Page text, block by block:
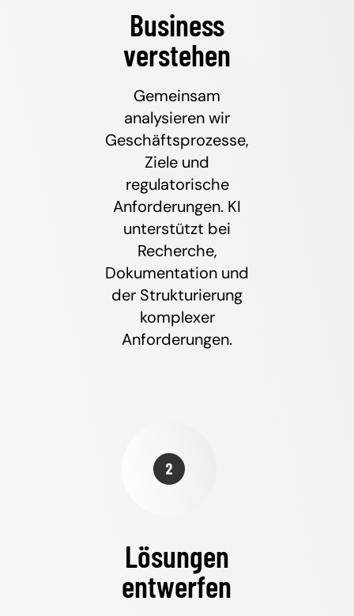
Business
verstehen
Gemeinsam
analysieren wir
Geschäftsprozesse,
Ziele und
regulatorische
Anforderungen. KI
unterstützt bei
Recherche,
Dokumentation und
der Strukturierung
komplexer
Anforderungen.
Lösungen
entwerfen